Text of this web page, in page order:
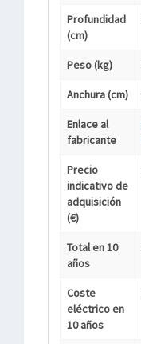
Profundidad
(cm)
Peso (kg)
Anchura (cm)
Enlace al
fabricante
Precio
indicativo de
adquisición
(€)
Total en 10
años
Coste
eléctrico en
10 años